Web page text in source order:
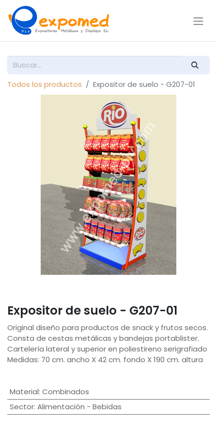
Todos los productos Expositor de suelo - G207-01
Expositor de suelo - G207-01
Original diseño para productos de snack y frutos secos.
Consta de cestas metálicas y bandejas portablister.
Cartelería lateral y superior en poliestireno serigrafiado
Medidas: 70 cm. ancho X 42 cm. fondo X 190 cm. altura
Material: Combinados
Sector: Alimentación - Bebidas